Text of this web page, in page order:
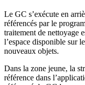
Le GC s’exécute en
référencés par le
traitement de nettoyage
l’espace disponible sur
nouveaux objets.
Dans la zone jeune, la
référence dans